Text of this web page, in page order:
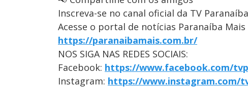
Inscreva-se no canal oficial da TV
Acesse o portal de notícias Paranaíba
https://paranaibamais.com.br/
NOS SIGA NAS REDES SOCIAIS:
Facebook: https://www.facebook.com/
Instagram: https://www.instagram.com/